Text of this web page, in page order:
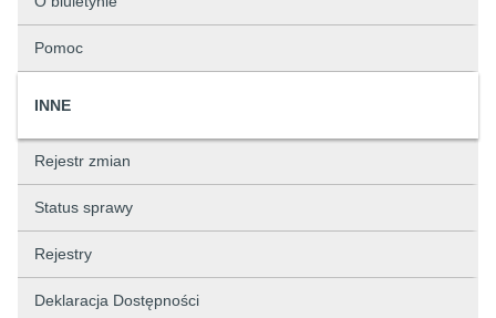
Pomoc
INNE
Rejestr zmian
Status sprawy
Rejestry
Deklaracja Dostępności